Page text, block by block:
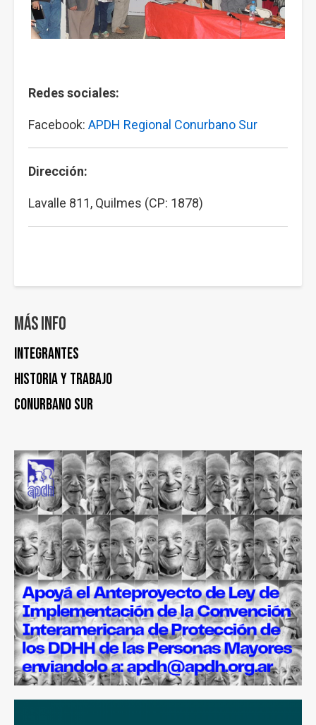
Redes sociales:
Facebook: APDH Regional Conurbano Sur
Dirección:
Lavalle 811, Quilmes (CP: 1878)
Más info
Integrantes
Historia y trabajo
Conurbano Sur